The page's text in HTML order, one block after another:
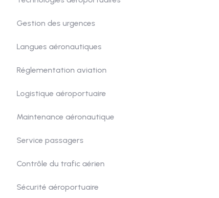
Gestion des urgences
Langues aéronautiques
Réglementation aviation
Logistique aéroportuaire
Maintenance aéronautique
Service passagers
Contrôle du trafic aérien
Sécurité aéroportuaire